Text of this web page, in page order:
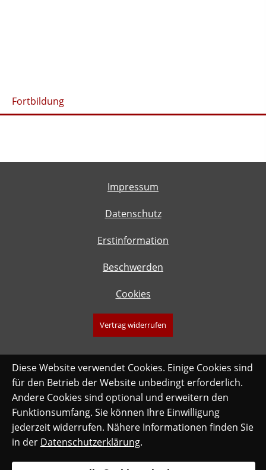
Fortbildung
Impressum
Datenschutz
Erstinformation
Beschwerden
Cookies
Vertrag widerrufen
Diese Website verwendet Cookies. Einige Cookies sind
für den Betrieb der Website unbedingt erforderlich.
Andere Cookies sind optional und erweitern den
Funktionsumfang. Sie können Ihre Einwilligung
jederzeit widerrufen. Nähere Informationen finden Sie
in der Datenschutzerklärung.